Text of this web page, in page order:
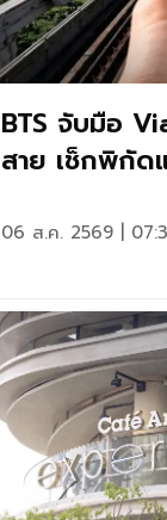
BTS จับมือ
สาย เช็กพิกัด
06 ส.ค. 2569 |